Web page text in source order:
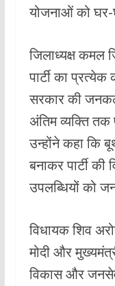
योजनाओं को घर-
जिलाध्यक्ष कमल
पार्टी का प्रत्येक
सरकार की
अंतिम व्यक्ति तक
उन्होंने कहा कि
बनाकर पार्टी
उपलब्धियों को
विधायक शिव
मोदी और
विकास और